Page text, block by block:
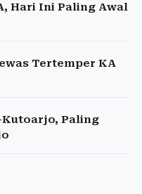
Hari Ini Paling Awal
Tertemper KA
Paling